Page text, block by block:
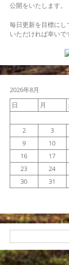
公開をいたします。
毎日更新を目標に
いただければ幸いで
2026年8月
日
月
2
3
9
10
16
17
23
24
30
31
索